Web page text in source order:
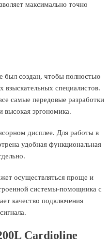
максимально точно
был создан, чтобы полностью
взыскательных специалистов.
самые передовые разработки
эргономика.
дисплее. Для работы в
удобная функциональная
осуществляться проще и
системы-помощника с
качество подключения
Cardioline